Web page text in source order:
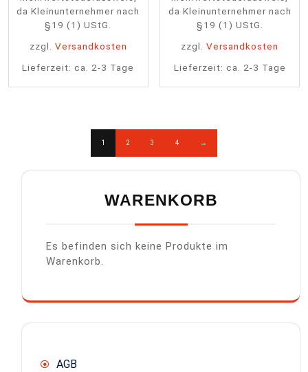
da Kleinunternehmer nach
§19 (1) UStG.
zzgl. Versandkosten
Lieferzeit:ca. 2-3 Tage
da Kleinunternehmer nach
§19 (1) UStG.
zzgl.Versandkosten
Lieferzeit: ca. 2-3 Tage
1 2 3 4 →
WARENKORB
Es befinden sich keine Produkte im
Warenkorb.
AGB